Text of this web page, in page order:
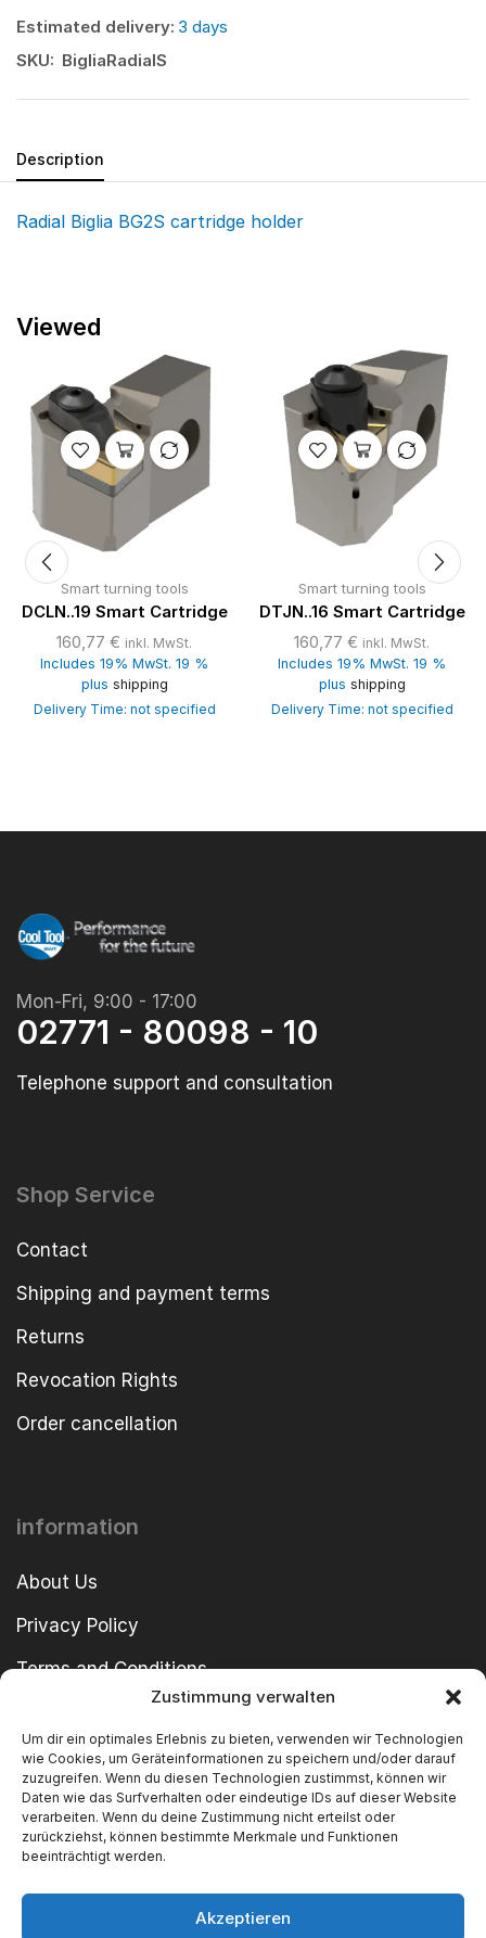
Zustimmung verwalten
Um dir ein optimales Erlebnis zu bieten, verwenden wir Technologien
wie Cookies, um Geräteinformationen zu speichern und/oder darauf
zuzugreifen. Wenn du diesen Technologien zustimmst, können wir
Daten wie das Surfverhalten oder eindeutige IDs auf dieser Website
verarbeiten. Wenn du deine Zustimmung nicht erteilst oder
zurückziehst, können bestimmte Merkmale und Funktionen
beeinträchtigt werden.
Akzeptieren
Estimated delivery: 3 days
SKU: BigliaRadialS
Description
Radial Biglia BG2S cartridge holder
Viewed
Smart turning tools
DCLN..19 Smart Cartridge
160,77 € inkl. MwSt.
Includes 19% MwSt. 19 %
plus shipping
Delivery Time: not specified
Smart turning tools
DTJN..16 Smart Cartridge
160,77 € inkl. MwSt.
Includes 19% MwSt. 19 %
plus shipping
Delivery Time: not specified
Mon-Fri, 9:00 - 17:00
02771 - 80098 - 10
Telephone support and consultation
Shop Service
Contact
Shipping and payment terms
Returns
Revocation Rights
Order cancellation
information
About Us
Privacy Policy
Terms and Conditions
Copyright © 2024 SWT GmbH